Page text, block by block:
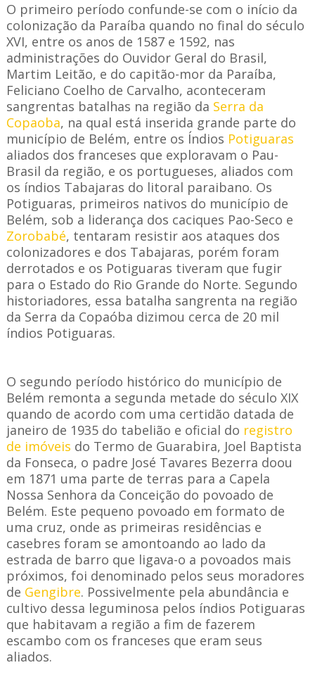
O primeiro período confunde-se com o início da
colonização da Paraíba quando no final do século
XVI, entre os anos de 1587 e 1592, nas
administrações do Ouvidor Geral do Brasil,
Martim Leitão, e do capitão-mor da Paraíba,
Feliciano Coelho de Carvalho, aconteceram
sangrentas batalhas na região da Serra da
Copaoba, na qual está inserida grande parte do
município de Belém, entre os Índios Potiguaras
aliados dos franceses que exploravam o Pau-
Brasil da região, e os portugueses, aliados com
os índios Tabajaras do litoral paraibano. Os
Potiguaras, primeiros nativos do município de
Belém, sob a liderança dos caciques Pao-Seco e
Zorobabé, tentaram resistir aos ataques dos
colonizadores e dos Tabajaras, porém foram
derrotados e os Potiguaras tiveram que fugir
para o Estado do Rio Grande do Norte. Segundo
historiadores, essa batalha sangrenta na região
da Serra da Copaóba dizimou cerca de 20 mil
índios Potiguaras.
O segundo período histórico do município de
Belém remonta a segunda metade do século XIX
quando de acordo com uma certidão datada de
janeiro de 1935 do tabelião e oficial do registro
de imóveis do Termo de Guarabira, Joel Baptista
da Fonseca, o padre José Tavares Bezerra doou
em 1871 uma parte de terras para a Capela
Nossa Senhora da Conceição do povoado de
Belém. Este pequeno povoado em formato de
uma cruz, onde as primeiras residências e
casebres foram se amontoando ao lado da
estrada de barro que ligava-o a povoados mais
próximos, foi denominado pelos seus moradores
de Gengibre. Possivelmente pela abundância e
cultivo dessa leguminosa pelos índios Potiguaras
que habitavam a região a fim de fazerem
escambo com os franceses que eram seus
aliados.